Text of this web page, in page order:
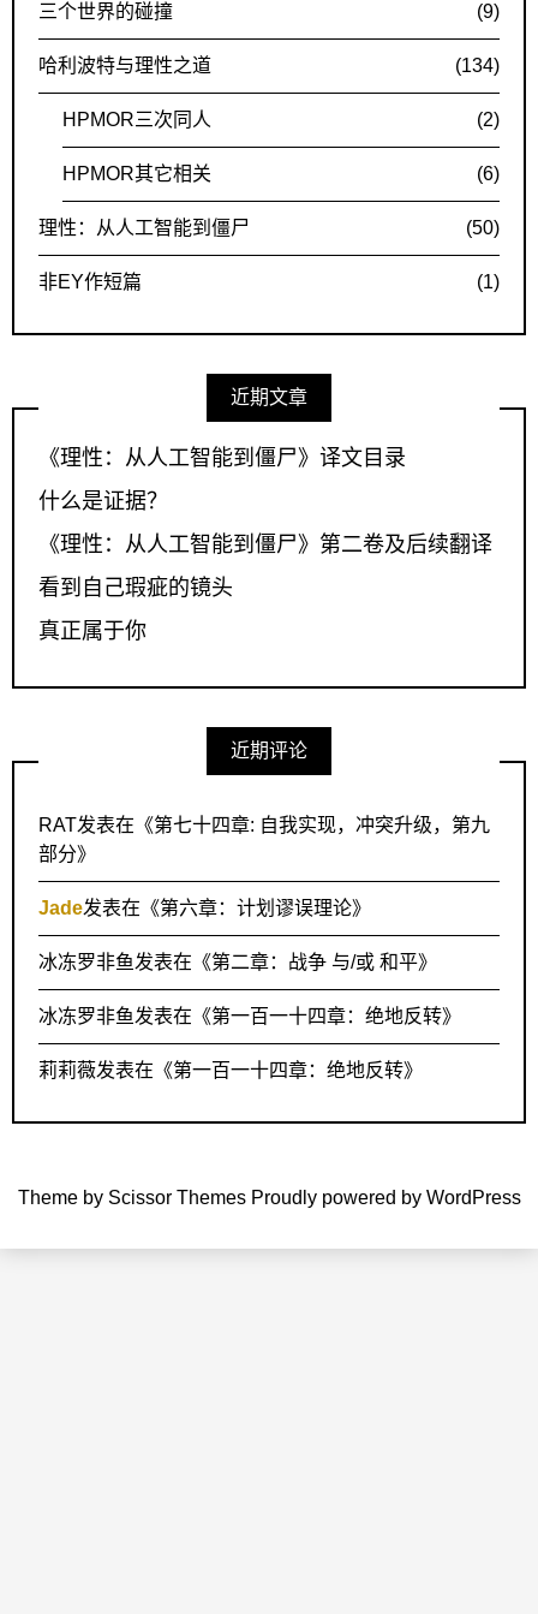
三个世界的碰撞 (9)
哈利波特与理性之道 (134)
HPMOR三次同人 (2)
HPMOR其它相关 (6)
理性：从人工智能到僵尸 (50)
非EY作短篇 (1)
近期文章
《理性：从人工智能到僵尸》译文目录
什么是证据？
《理性：从人工智能到僵尸》第二卷及后续翻译
看到自己瑕疵的镜头
真正属于你
近期评论
RAT发表在《第七十四章: 自我实现，冲突升级，第九
部分》
Jade发表在《第六章：计划谬误理论》
冰冻罗非鱼发表在《第二章：战争 与/或 和平》
冰冻罗非鱼发表在《第一百一十四章：绝地反转》
莉莉薇发表在《第一百一十四章：绝地反转》
Theme by Scissor ThemesProudly powered by WordPress